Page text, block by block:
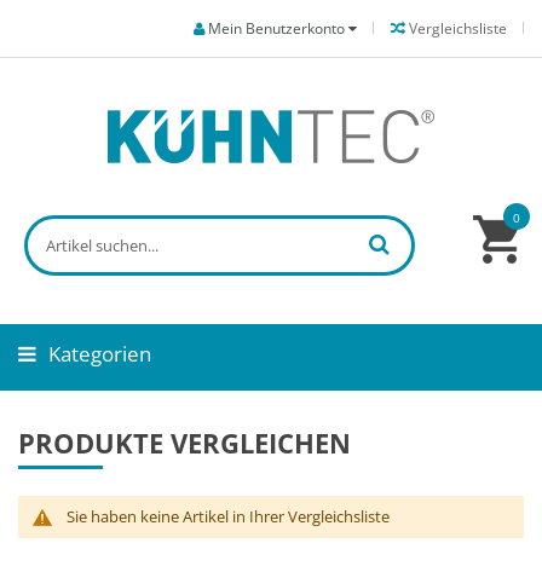
Vergleichsliste
Mein Benutzerkonto
0
Kategorien
PRODUKTE VERGLEICHEN
Sie haben keine Artikel in Ihrer Vergleichsliste